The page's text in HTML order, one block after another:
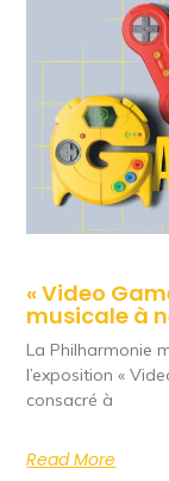
« Video
musicale à
La Philharmonie
l’exposition «
consacré à
Read More